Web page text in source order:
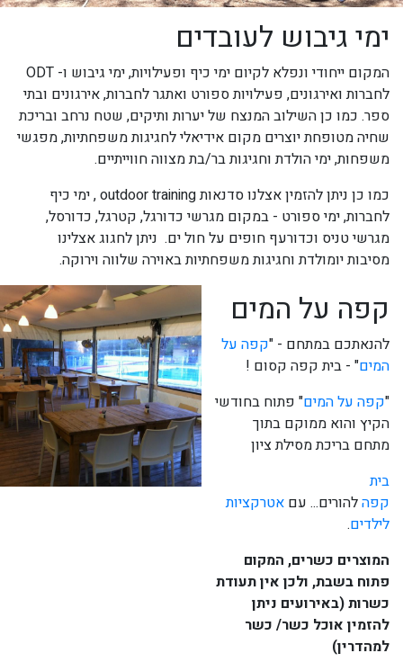
ימי גיבוש לעובדים
המקום ייחודי ונפלא לקיום ימי כיף ופעילויות, ימי גיבוש ו- ODT
לחברות ואירגונים, פעילויות ספורט ואתגר לחברות, אירגונים ובתי
ספר. כמו כן השילוב המנצח של יערות ותיקים, שטח נרחב ובריכת
שחיה מטופחת יוצרים מקום אידיאלי לחגיגות משפחתיות, מפגשי
משפחות, ימי הולדת וחגיגות בר/בת מצווה חווייתיים.
כמו כן ניתן להזמין אצלנו סדנאות outdoor training , ימי כיף
לחברות, ימי ספורט - במקום מגרשי כדורגל, קטרגל, כדורסל,
מגרשי טניס וכדורעף חופים על חול ים. ניתן לחגוג אצלינו
מסיבות יומולדת וחגיגות משפחתיות באוירה שלווה וירוקה.
קפה על המים
להנאתכם במתחם - "קפה על
המים" - בית קפה קסום !
"קפה על המים" פתוח בחודשי
הקיץ והוא ממוקם בתוך
מתחם בריכת מסילת ציון
בית
קפהלהורים... עם אטרקציות
לילדים.
המוצרים כשרים, המקום
פתוח בשבת, ולכן אין תעודת
כשרות (באירועים ניתן
להזמין אוכל כשר/ כשר
למהדרין)